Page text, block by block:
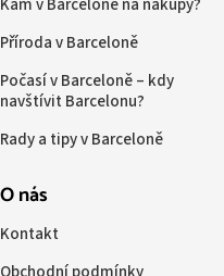
Příroda v Barceloně
Počasí v Barceloně – kdy
navštívit Barcelonu?
Rady a tipy v Barceloně
O nás
Kontakt